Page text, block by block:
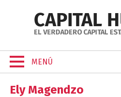
MENÚ
Ely Magendzo